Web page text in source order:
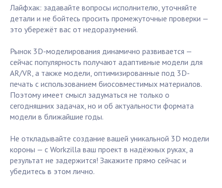
Лайфхак: задавайте вопросы исполнителю, уточняйте
детали и не бойтесь просить промежуточные проверки —
это убережёт вас от недоразумений.
Рынок 3D-моделирования динамично развивается —
сейчас популярность получают адаптивные модели для
AR/VR, а также модели, оптимизированные под 3D-
печать с использованием биосовместимых материалов.
Поэтому имеет смысл задуматься не только о
сегодняшних задачах, но и об актуальности формата
модели в ближайшие годы.
Не откладывайте создание вашей уникальной 3D модели
короны — с Workzilla ваш проект в надёжных руках, а
результат не задержится! Закажите прямо сейчас и
убедитесь в этом лично.